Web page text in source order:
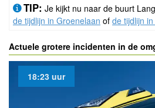
TIP: Je kijkt nu naar de buurt
de tijdlijn in Groenelaan of de tijdlijn
Actuele grotere incidenten in de
18:23 uur